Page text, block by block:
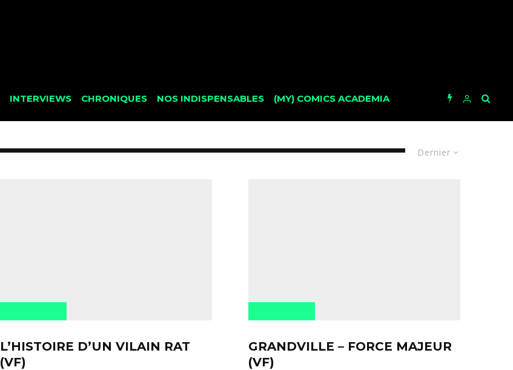
INTERVIEWS CHRONIQUES NOS INDISPENSABLES (MY) COMICS ACADEMIA
Dernier
L’HISTOIRE D’UN VILAIN RAT
(VF)
GRANDVILLE – FORCE MAJEUR
(VF)